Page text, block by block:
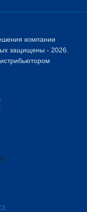
компании
защищены - 2026.